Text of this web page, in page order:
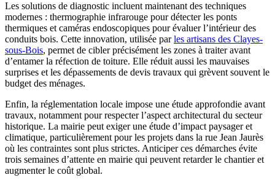
Les solutions de diagnostic incluent maintenant des techniques
modernes : thermographie infrarouge pour détecter les ponts
thermiques et caméras endoscopiques pour évaluer l’intérieur des
conduits bois. Cette innovation, utilisée parles artisans des Clayes-
sous-Bois, permet de cibler précisément les zones à traiter avant
d’entamer la réfection de toiture. Elle réduit aussi les mauvaises
surprises et les dépassements de devis travaux qui grèvent souvent le
budget des ménages.
Enfin, la réglementation locale impose une étude approfondie avant
travaux, notamment pour respecter l’aspect architectural du secteur
historique. La mairie peut exiger une étude d’impact paysager et
climatique, particulièrement pour les projets dans la rue Jean Jaurès
où les contraintes sont plus strictes. Anticiper ces démarches évite
trois semaines d’attente en mairie qui peuvent retarder le chantier et
augmenter le coût global.